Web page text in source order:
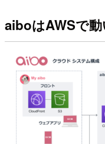
aiboはAWSで